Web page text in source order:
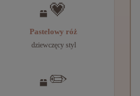
💗
Pastelowy róż
dziewczęcy styl
✏️